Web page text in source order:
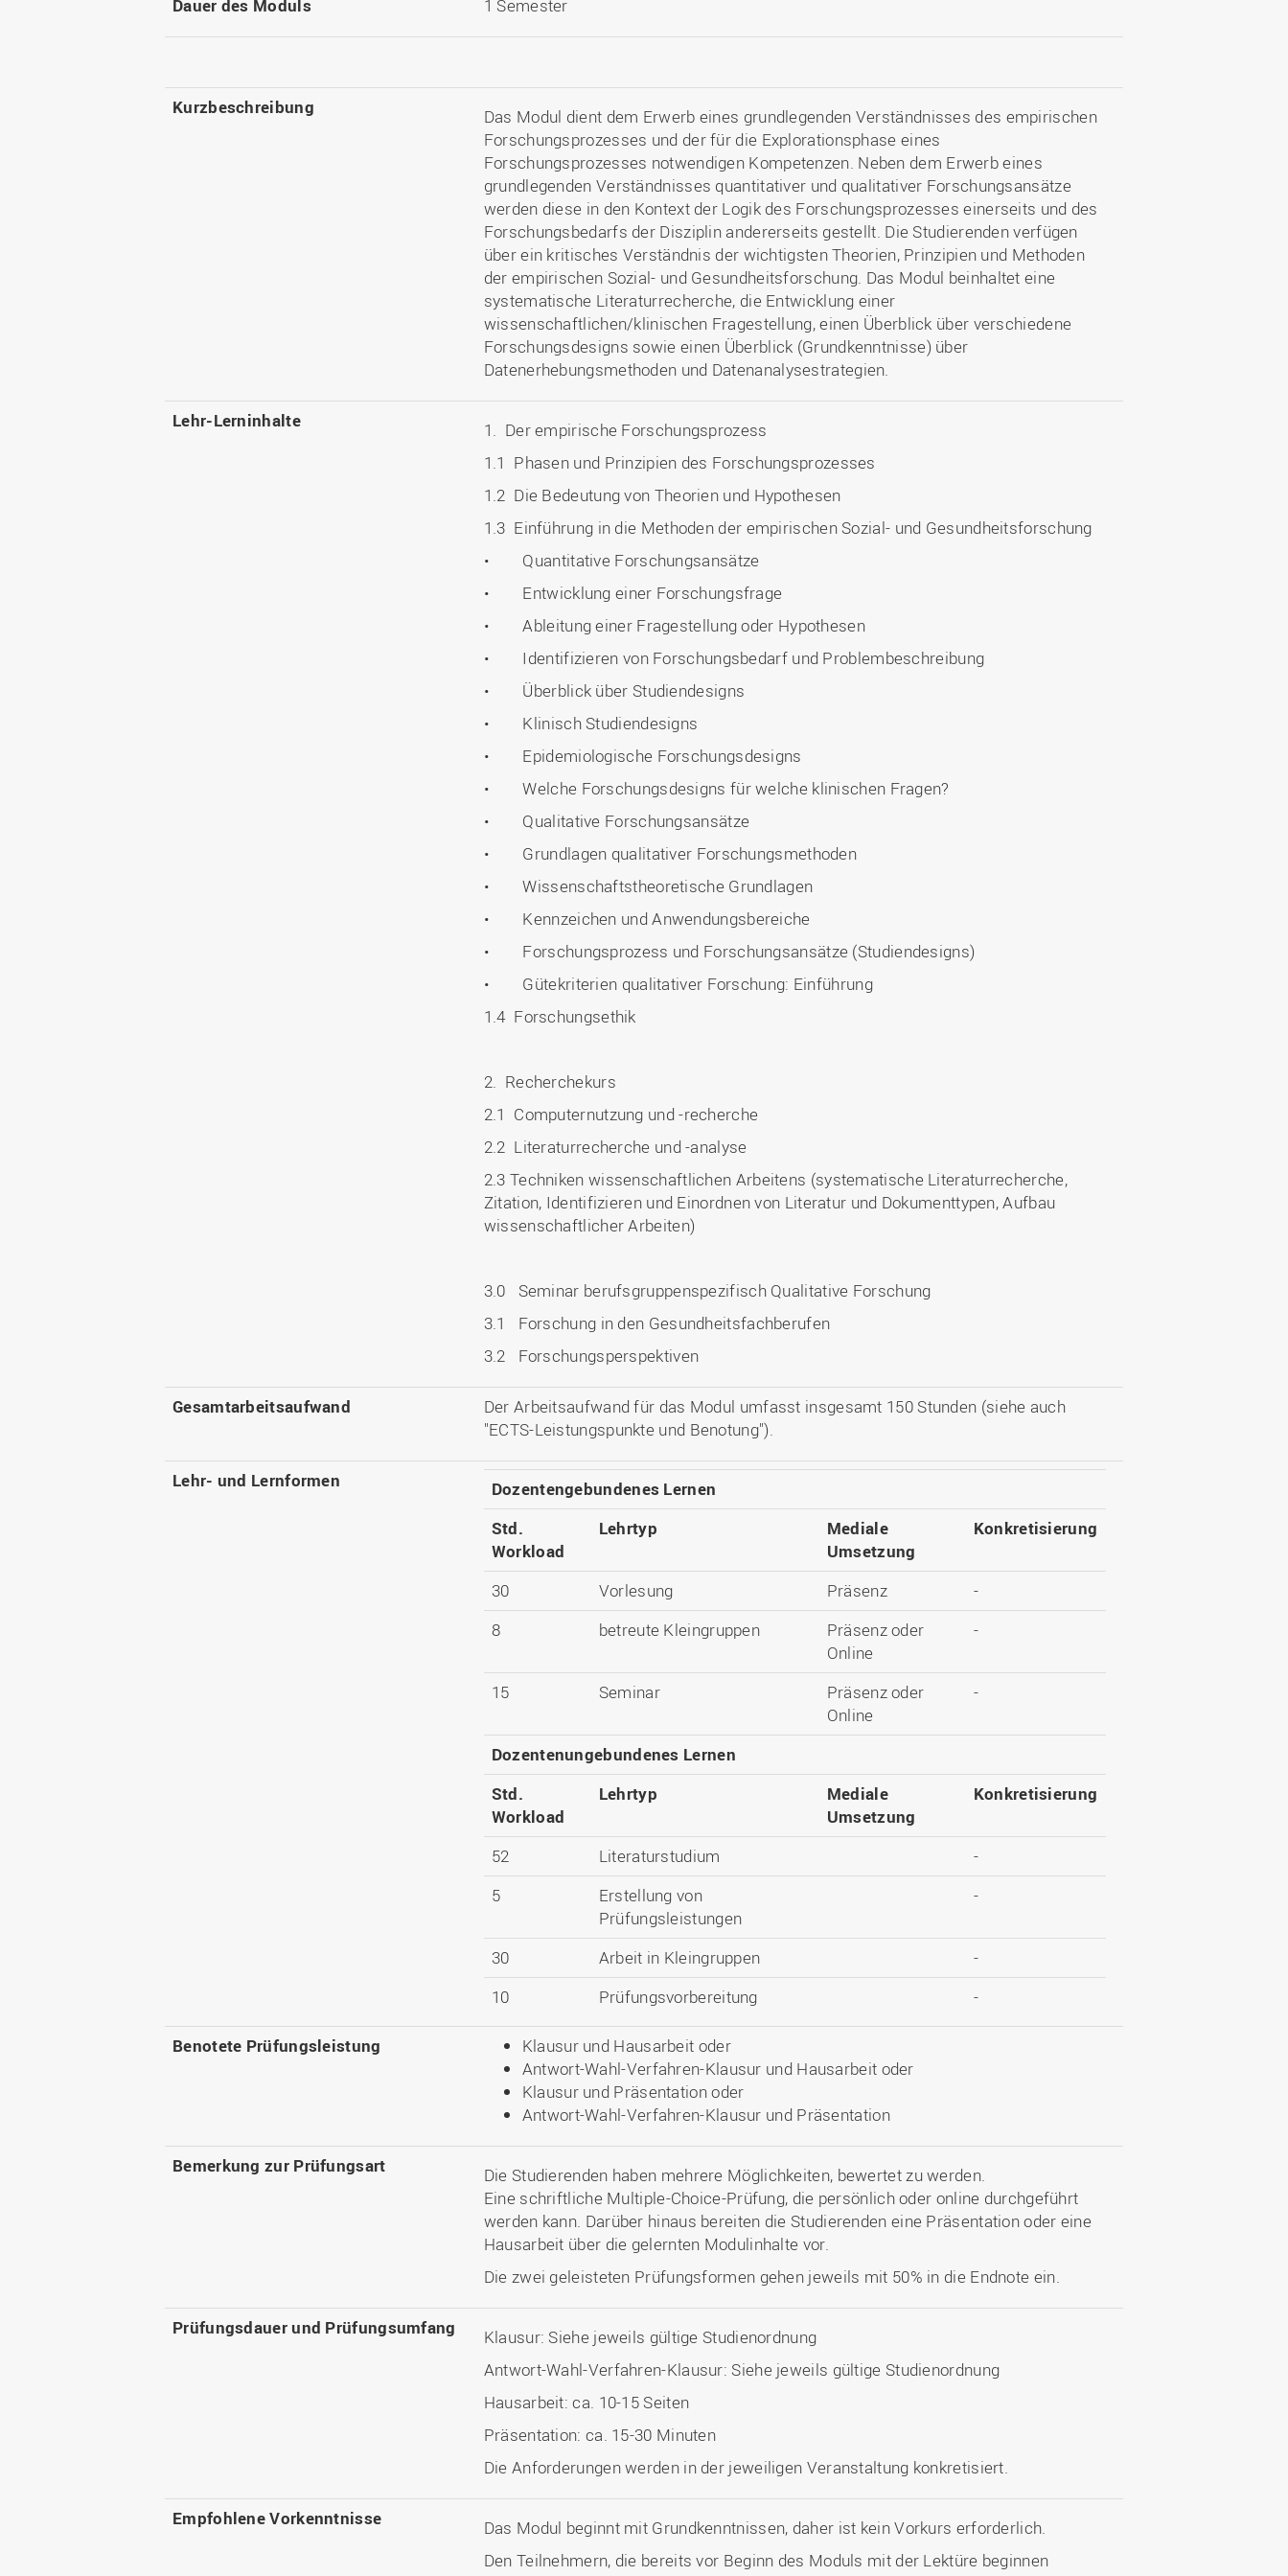
Dauer des Moduls 1 Semester
Kurzbeschreibung
Das Modul dient dem Erwerb eines grundlegenden Verständnisses des empirischen
Forschungsprozesses und der für die Explorationsphase eines
Forschungsprozesses notwendigen Kompetenzen. Neben dem Erwerb eines
grundlegenden Verständnisses quantitativer und qualitativer Forschungsansätze
werden diese in den Kontext der Logik des Forschungsprozesses einerseits und des
Forschungsbedarfs der Disziplin andererseits gestellt. Die Studierenden verfügen
über ein kritisches Verständnis der wichtigsten Theorien, Prinzipien und Methoden
der empirischen Sozial- und Gesundheitsforschung. Das Modul beinhaltet eine
systematische Literaturrecherche, die Entwicklung einer
wissenschaftlichen/klinischen Fragestellung, einen Überblick über verschiedene
Forschungsdesigns sowie einen Überblick (Grundkenntnisse) über
Datenerhebungsmethoden und Datenanalysestrategien.
Lehr-Lerninhalte
1. Der empirische Forschungsprozess
1.1 Phasen und Prinzipien des Forschungsprozesses
1.2 Die Bedeutung von Theorien und Hypothesen
1.3 Einführung in die Methoden der empirischen Sozial- und Gesundheitsforschung
• Quantitative Forschungsansätze
• Entwicklung einer Forschungsfrage
• Ableitung einer Fragestellung oder Hypothesen
• Identifizieren von Forschungsbedarf und Problembeschreibung
• Überblick über Studiendesigns
• Klinisch Studiendesigns
• Epidemiologische Forschungsdesigns
• Welche Forschungsdesigns für welche klinischen Fragen?
• Qualitative Forschungsansätze
• Grundlagen qualitativer Forschungsmethoden
• Wissenschaftstheoretische Grundlagen
• Kennzeichen und Anwendungsbereiche
• Forschungsprozess und Forschungsansätze (Studiendesigns)
• Gütekriterien qualitativer Forschung: Einführung
1.4 Forschungsethik
2. Recherchekurs
2.1 Computernutzung und -recherche
2.2 Literaturrecherche und -analyse
2.3 Techniken wissenschaftlichen Arbeitens (systematische Literaturrecherche,
Zitation, Identifizieren und Einordnen von Literatur und Dokumenttypen, Aufbau
wissenschaftlicher Arbeiten)
3.0 Seminar berufsgruppenspezifisch Qualitative Forschung
3.1 Forschung in den Gesundheitsfachberufen
3.2 Forschungsperspektiven
Gesamtarbeitsaufwand
Der Arbeitsaufwand für das Modul umfasst insgesamt 150 Stunden (siehe auch
"ECTS-Leistungspunkte und Benotung").
Lehr- und Lernformen
Dozentengebundenes Lernen
Std.
Workload
Lehrtyp
Mediale
Umsetzung
Konkretisierung
30 Vorlesung Präsenz
-
8
betreute Kleingruppen
Präsenz oder
Online
-
15 Seminar
Präsenz oder
Online
-
Dozentenungebundenes Lernen
Std.
Workload
Lehrtyp
Mediale
Umsetzung
Konkretisierung
52 Literaturstudium
-
5
Erstellung von
Prüfungsleistungen
-
30 Arbeit in Kleingruppen
-
10
Prüfungsvorbereitung -
Benotete Prüfungsleistung
Klausur und Hausarbeit oder
Antwort-Wahl-Verfahren-Klausur und Hausarbeit oder
Klausur und Präsentation oder
Antwort-Wahl-Verfahren-Klausur und Präsentation
Bemerkung zur Prüfungsart
Die Studierenden haben mehrere Möglichkeiten, bewertet zu werden.
Eine schriftliche Multiple-Choice-Prüfung, die persönlich oder online durchgeführt
werden kann. Darüber hinaus bereiten die Studierenden eine Präsentation oder eine
Hausarbeit über die gelernten Modulinhalte vor.
Die zwei geleisteten Prüfungsformen gehen jeweils mit 50% in die Endnote ein.
Prüfungsdauer und Prüfungsumfang
Klausur: Siehe jeweils gültige Studienordnung
Antwort-Wahl-Verfahren-Klausur: Siehe jeweils gültige Studienordnung
Hausarbeit: ca. 10-15 Seiten
Präsentation: ca. 15-30 Minuten
Die Anforderungen werden in der jeweiligen Veranstaltung konkretisiert.
Empfohlene Vorkenntnisse
Das Modul beginnt mit Grundkenntnissen, daher ist kein Vorkurs erforderlich.
Den Teilnehmern, die bereits vor Beginn des Moduls mit der Lektüre beginnen